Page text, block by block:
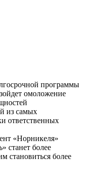
программы
омоложение
из самых
ответственных
«Норникеля»
станет более
становиться более